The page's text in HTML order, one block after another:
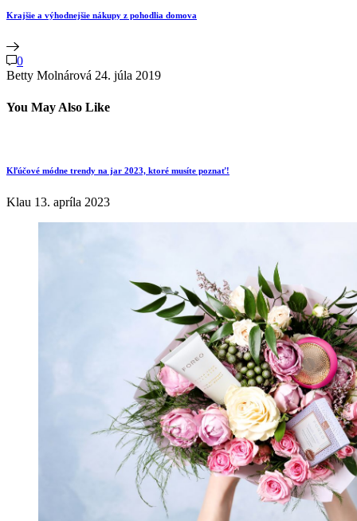
Krajšie a výhodnejšie nákupy z pohodlia domova
0
Betty Molnárová 24. júla 2019
You May Also Like
Kľúčové módne trendy na jar 2023, ktoré musíte poznať!
Klau 13. apríla 2023